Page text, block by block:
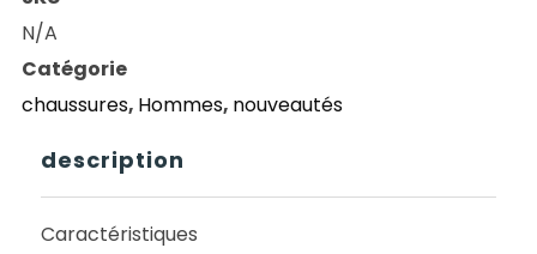
NUMERIC
NM440
RICH
OAK/BLACK
BWT
N/A
Catégorie
chaussures, Hommes, nouveautés
description
Caractéristiques